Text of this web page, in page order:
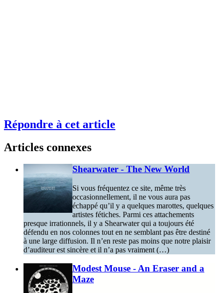
Répondre à cet article
Articles connexes
Shearwater - The New World
Si vous fréquentez ce site, même très
occasionnellement, il ne vous aura pas
échappé qu’il y a quelques marottes, quelques
artistes fétiches. Parmi ces attachements
presque irrationnels, il y a Shearwater qui a toujours été
défendu en nos colonnes tout en ne semblant pas être destiné
à une large diffusion. Il n’en reste pas moins que notre plaisir
d’auditeur est sincère et il n’a pas vraiment (…)
Modest Mouse - An Eraser and a
Maze